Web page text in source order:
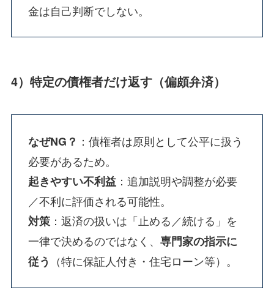
金は自己判断でしない。
4）特定の債権者だけ返す（偏頗弁済）
なぜNG？ ：債権者は原則として公平に扱う
必要があるため。
起きやすい不利益：追加説明や調整が必要
／不利に評価される可能性。
対策：返済の扱いは「止める／続ける」を
一律で決めるのではなく、 専門家の指示に
従う （特に保証人付き・住宅ローン等）。